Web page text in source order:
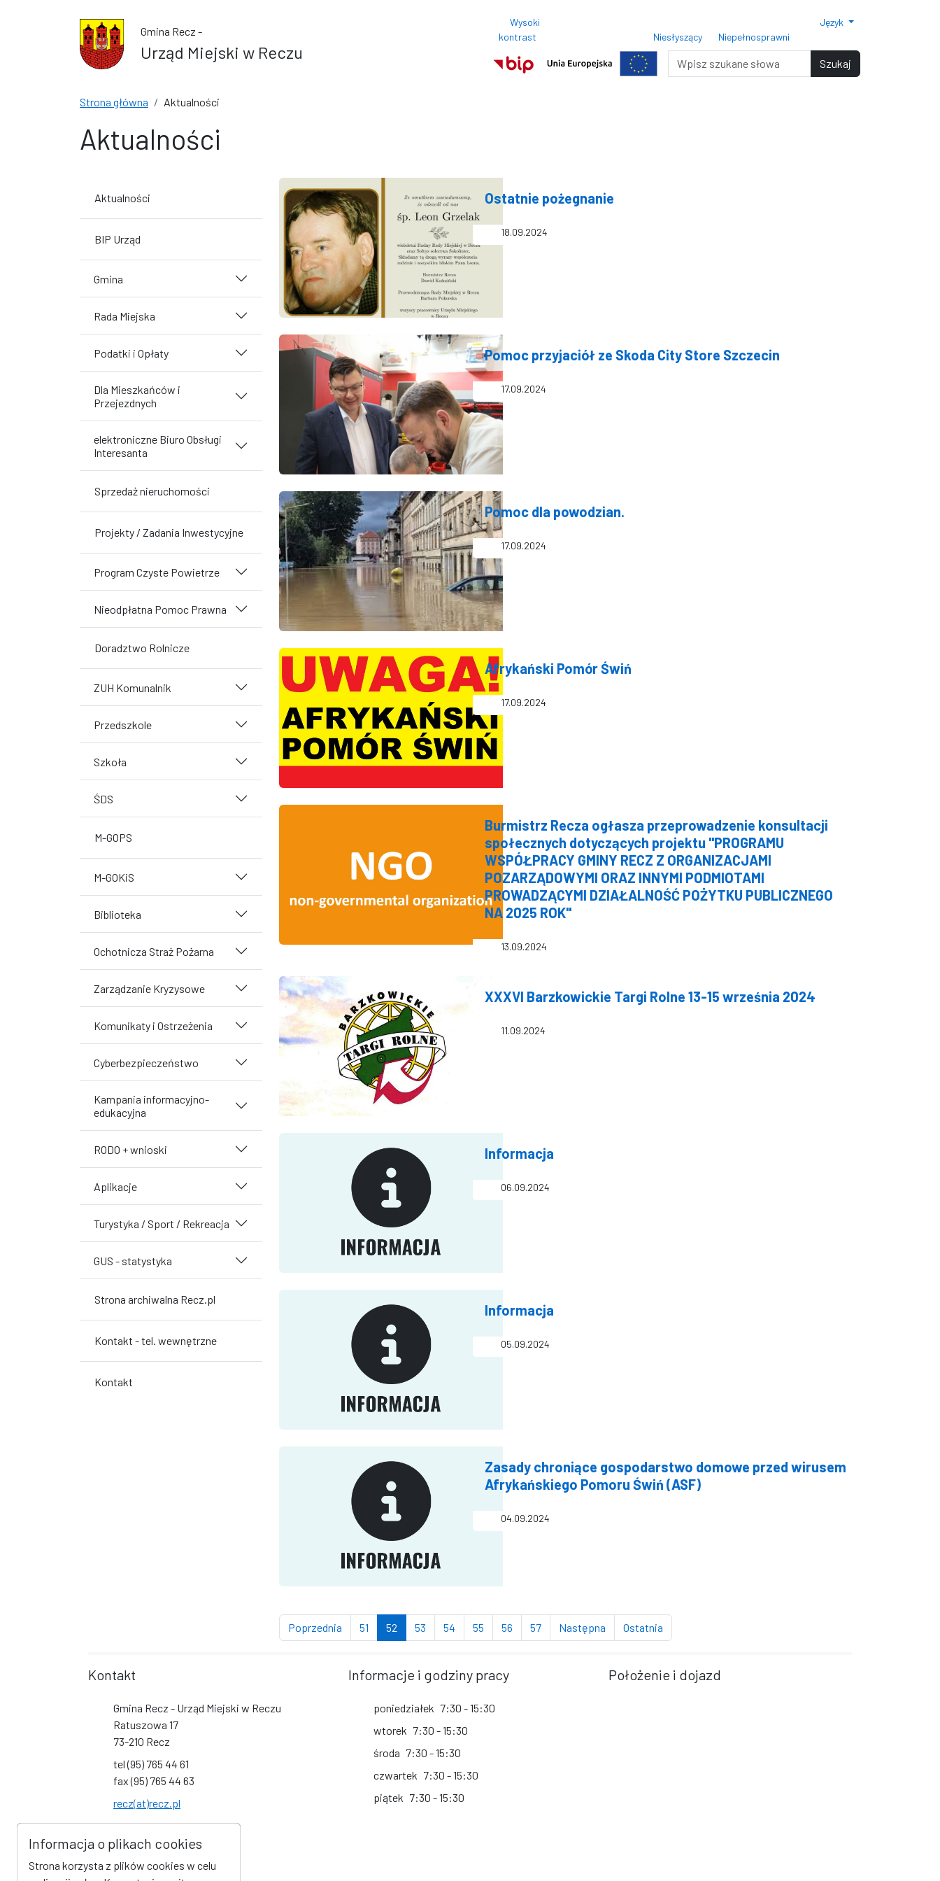
Przejdź do wyszukiwarki
Gmina Recz -
Urząd Miejski w Reczu
Wysoki
kontrast
Normalny rozmiar czcionki
Rozmiar czcionki 150%
Rozmiar czcionki 200%
Niesłyszący Niepełnosprawni
Język
Wyszukiwarka Szukaj
Strona główna Aktualności
Aktualności
Aktualności
BIP Urząd
Gmina
Rada Miejska
Podatki i Opłaty
Dla Mieszkańców i
Przejezdnych
elektroniczne Biuro Obsługi
Interesanta
Sprzedaż nieruchomości
Projekty / Zadania Inwestycyjne
Program Czyste Powietrze
Nieodpłatna Pomoc Prawna
Doradztwo Rolnicze
ZUH Komunalnik
Przedszkole
Szkoła
ŚDS
M-GOPS
M-GOKiS
Biblioteka
Ochotnicza Straż Pożarna
Zarządzanie Kryzysowe
Komunikaty i Ostrzeżenia
Cyberbezpieczeństwo
Kampania informacyjno-
edukacyjna
RODO + wnioski
Aplikacje
Turystyka / Sport / Rekreacja
GUS - statystyka
Strona archiwalna Recz.pl
Kontakt - tel. wewnętrzne
Kontakt
Ostatnie pożegnanie
18.09.2024
Pomoc przyjaciół ze Skoda City Store Szczecin
17.09.2024
Pomoc dla powodzian.
17.09.2024
Afrykański Pomór Świń
17.09.2024
Burmistrz Recza ogłasza przeprowadzenie konsultacji
społecznych dotyczących projektu "PROGRAMU
WSPÓŁPRACY GMINY RECZ Z ORGANIZACJAMI
POZARZĄDOWYMI ORAZ INNYMI PODMIOTAMI
PROWADZĄCYMI DZIAŁALNOŚĆ POŻYTKU PUBLICZNEGO
NA 2025 ROK"
13.09.2024
XXXVI Barzkowickie Targi Rolne 13-15 września 2024
11.09.2024
Informacja
06.09.2024
Informacja
05.09.2024
Zasady chroniące gospodarstwo domowe przed wirusem
Afrykańskiego Pomoru Świń (ASF)
04.09.2024
Poprzednia strona
51 strona
52 (bieżąca strona)
53 strona
54 strona
55 strona
56 strona
57stronaNastępna stronaOstatnia
Kontakt
Gmina Recz - Urząd Miejski w Reczu
Ratuszowa 17
73-210 Recz
tel (95) 765 44 61
fax (95) 765 44 63
recz(at)recz.pl
Link do profilu na Facebook
Link do kanału na YouTube
Informacje i godziny pracy
poniedziałek 7:30 - 15:30
wtorek 7:30 - 15:30
środa 7:30 - 15:30
czwartek 7:30 - 15:30
piątek 7:30 - 15:30
Położenie i dojazd
Informacja o plikach cookies
Strona korzysta z plików cookies w celu